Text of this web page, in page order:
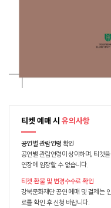
티켓 예매 시 유의사항
공연별 관람연령 확인
공연별 관람연령이 상이하며, 티켓
연장에 입장할 수 없습니다.
티켓 환불 및 변경수수료 확인
강북문화재단 공연 예매 및 결제는
료를 확인 후 신청 바랍니다.